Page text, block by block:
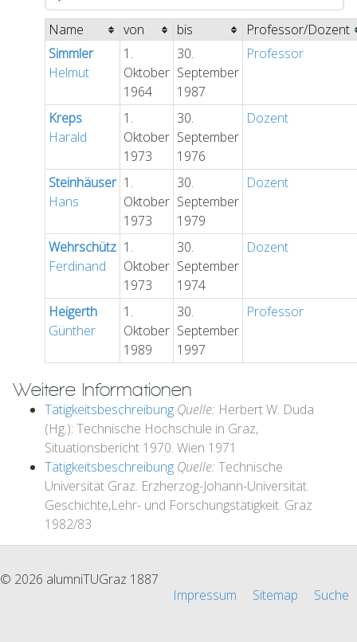
Name von bis
Professor/Dozent
Simmler
Helmut
1.
Oktober
1964
30.
September
1987
Professor
Kreps
Harald
1.
Oktober
1973
30.
September
1976
Dozent
Steinhäuser
Hans
1.
Oktober
1973
30.
September
1979
Dozent
Wehrschütz
Ferdinand
1.
Oktober
1973
30.
September
1974
Dozent
Heigerth
Günther
1.
Oktober
1989
30.
September
1997
Professor
Weitere Informationen
Tätigkeitsbeschreibung Quelle: Herbert W. Duda
(Hg.): Technische Hochschule in Graz,
Situationsbericht 1970. Wien 1971
Tätigkeitsbeschreibung Quelle: Technische
Universität Graz. Erzherzog-Johann-Universität.
Geschichte,Lehr- und Forschungstätigkeit. Graz
1982/83
© 2026 alumniTUGraz 1887
Impressum
Sitemap Suche